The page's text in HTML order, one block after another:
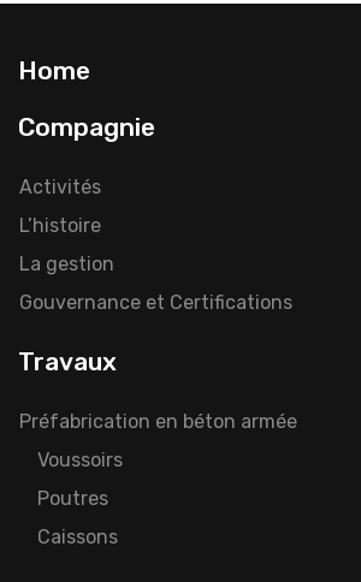
Home
Compagnie
Activités
L’histoire
La gestion
Gouvernance et Certifications
Travaux
Préfabrication en béton armée
Voussoirs
Poutres
Caissons